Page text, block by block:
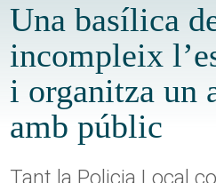
Una basílica
incompleix
i organitza un
amb públic
Tant la Policia Local